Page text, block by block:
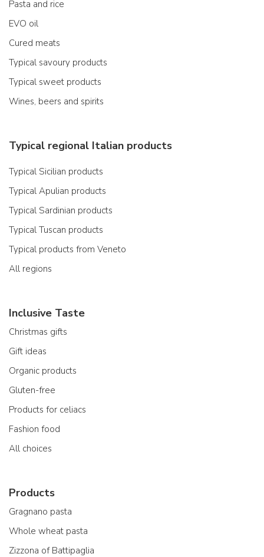
Pasta and rice
EVO oil
Cured meats
Typical savoury products
Typical sweet products
Wines, beers and spirits
Typical regional Italian products
Typical Sicilian products
Typical Apulian products
Typical Sardinian products
Typical Tuscan products
Typical products from Veneto
All regions
Inclusive Taste
Christmas gifts
Gift ideas
Organic products
Gluten-free
Products for celiacs
Fashion food
All choices
Products
Gragnano pasta
Whole wheat pasta
Zizzona of Battipaglia